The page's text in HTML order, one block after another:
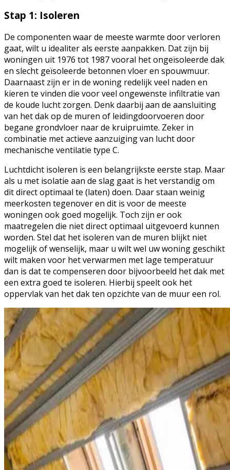
Stap 1: Isoleren
De componenten waar de meeste warmte door verloren
gaat, wilt u idealiter als eerste aanpakken. Dat zijn bij
woningen uit 1976 tot 1987 vooral het ongeïsoleerde dak
en slecht geïsoleerde betonnen vloer en spouwmuur.
Daarnaast zijn er in de woning redelijk veel naden en
kieren te vinden die voor veel ongewenste infiltratie van
de koude lucht zorgen. Denk daarbij aan de aansluiting
van het dak op de muren of leidingdoorvoeren door
begane grondvloer naar de kruipruimte. Zeker in
combinatie met actieve aanzuiging van lucht door
mechanische ventilatie type C.
Luchtdicht isoleren is een belangrijkste eerste stap. Maar
als u met isolatie aan de slag gaat is het verstandig om
dit direct optimaal te (laten) doen. Daar staan weinig
meerkosten tegenover en dit is voor de meeste
woningen ook goed mogelijk. Toch zijn er ook
maatregelen die niet direct optimaal uitgevoerd kunnen
worden. Stel dat het isoleren van de muren blijkt niet
mogelijk of wenselijk, maar u wilt wel uw woning geschikt
wilt maken voor het verwarmen met lage temperatuur
dan is dat te compenseren door bijvoorbeeld het dak met
een extra goed te isoleren. Hierbij speelt ook het
oppervlak van het dak ten opzichte van de muur een rol.